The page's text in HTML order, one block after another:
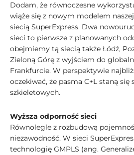
Dodam, że równoczesne
wiąże się z nowym modelem
siecią SuperExpress. Dwa
sieci to pierwsze z planowanych
obejmiemy tą siecią także Łódź,
Zieloną Górę z wyjściem do
Frankfurcie. W perspektywie
oczekiwać, że pasma C+L staną
szkieletowych.
Wyższa odporność sieci
Równolegle z rozbudową
niezawodność. W sieci
technologię GMPLS (ang.